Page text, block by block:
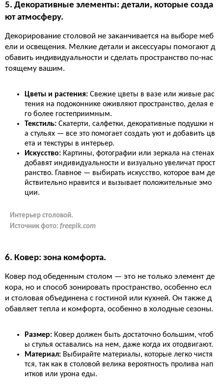
5. Декоративные элементы: детали, которые созда
ют атмосферу.
Декорирование столовой не заканчивается на выборе меб
ели и освещения. Мелкие детали и аксессуары помогают д
обавить индивидуальности и сделать пространство по-нас
тоящему вашим.
Цветы и растения: Свежие цветы в вазе или живые рас
тения на подоконнике оживляют пространство, делая е
го более гостеприимным.
Текстиль: Скатерти, салфетки, декоративные подушки н
а стульях — все это помогает создать уют и добавить цв
ета и текстуры в интерьер.
Искусство: Картины, фотографии или зеркала на стенах
добавят индивидуальности и визуально увеличат прост
ранство. Главное — выбирать искусство, которое вам де
йствительно нравится и вызывает положительные эмо
ции.
Интерьер столовой.
Источник фото: freepik.com
6. Ковер: зона комфорта.
Ковер под обеденным столом — это не только элемент де
кора, но и способ зонировать пространство, особенно есл
и столовая объединена с гостиной или кухней. Он также д
обавляет тепла и комфорта, особенно в холодные сезоны.
Размер: Ковер должен быть достаточно большим, чтоб
ы стулья оставались на нем, даже когда их отодвигают.
Материал: Выбирайте материалы, которые легко чистя
тся, так как в столовой велика вероятность пролива нап
итков или урона еды.